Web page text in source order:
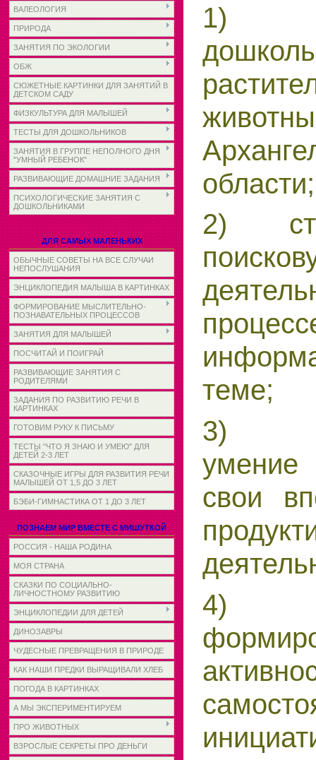
ВАЛЕОЛОГИЯ
ПРИРОДА
ЗАНЯТИЯ ПО ЭКОЛОГИИ
ОБЖ
СЮЖЕТНЫЕ КАРТИНКИ ДЛЯ ЗАНЯТИЙ В
ДЕТСКОМ САДУ
ФИЗКУЛЬТУРА ДЛЯ МАЛЫШЕЙ
ТЕСТЫ ДЛЯ ДОШКОЛЬНИКОВ
ЗАНЯТИЯ В ГРУППЕ НЕПОЛНОГО ДНЯ
"УМНЫЙ РЕБЕНОК"
РАЗВИВАЮЩИЕ ДОМАШНИЕ ЗАДАНИЯ
ПСИХОЛОГИЧЕСКИЕ ЗАНЯТИЯ С
ДОШКОЛЬНИКАМИ
ДЛЯ САМЫХ МАЛЕНЬКИХ
ОБЫЧНЫЕ СОВЕТЫ НА ВСЕ СЛУЧАИ
НЕПОСЛУШАНИЯ
ЭНЦИКЛОПЕДИЯ МАЛЫША В КАРТИНКАХ
ФОРМИРОВАНИЕ МЫСЛИТЕЛЬНО-
ПОЗНАВАТЕЛЬНЫХ ПРОЦЕССОВ
ЗАНЯТИЯ ДЛЯ МАЛЫШЕЙ
ПОСЧИТАЙ И ПОИГРАЙ
РАЗВИВАЮЩИЕ ЗАНЯТИЯ С
РОДИТЕЛЯМИ
ЗАДАНИЯ ПО РАЗВИТИЮ РЕЧИ В
КАРТИНКАХ
ГОТОВИМ РУКУ К ПИСЬМУ
ТЕСТЫ "ЧТО Я ЗНАЮ И УМЕЮ" ДЛЯ
ДЕТЕЙ 2-3 ЛЕТ
СКАЗОЧНЫЕ ИГРЫ ДЛЯ РАЗВИТИЯ РЕЧИ
МАЛЫШЕЙ ОТ 1,5 ДО 3 ЛЕТ
БЭБИ-ГИМНАСТИКА ОТ 1 ДО 3 ЛЕТ
ПОЗНАЕМ МИР ВМЕСТЕ С МИШУТКОЙ
РОССИЯ - НАША РОДИНА
МОЯ СТРАНА
СКАЗКИ ПО СОЦИАЛЬНО-
ЛИЧНОСТНОМУ РАЗВИТИЮ
ЭНЦИКЛОПЕДИИ ДЛЯ ДЕТЕЙ
ДИНОЗАВРЫ
ЧУДЕСНЫЕ ПРЕВРАЩЕНИЯ В ПРИРОДЕ
КАК НАШИ ПРЕДКИ ВЫРАЩИВАЛИ ХЛЕБ
ПОГОДА В КАРТИНКАХ
А МЫ ЭКСПЕРИМЕНТИРУЕМ
ПРО ЖИВОТНЫХ
ВЗРОСЛЫЕ СЕКРЕТЫ ПРО ДЕНЬГИ
1)
области;
2)
теме;
3)
свои
4)